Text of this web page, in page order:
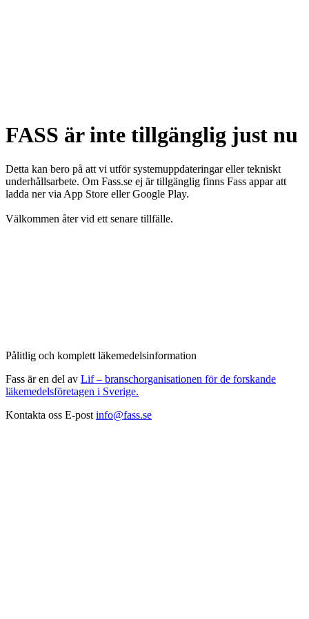
FASS är inte tillgänglig just nu
Detta kan bero på att vi utför systemuppdateringar eller tekniskt
underhållsarbete. Om Fass.se ej är tillgänglig finns Fass appar att
ladda ner via App Store eller Google Play.
Välkommen åter vid ett senare tillfälle.
Pålitlig och komplett läkemedelsinformation
Fass är en del av Lif – branschorganisationen för de forskande
läkemedelsföretagen i Sverige.
Kontakta oss E-post info@fass.se